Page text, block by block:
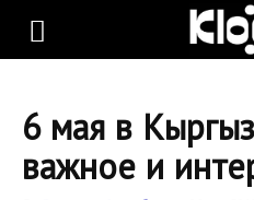
KLOOP.KG
6 мая в
важное и